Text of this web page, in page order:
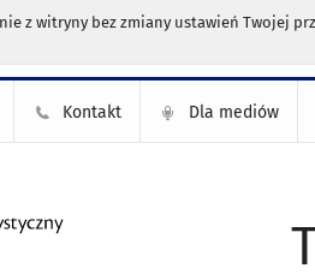
z witryny bez zmiany ustawień Twojej
Kontakt Dla mediów